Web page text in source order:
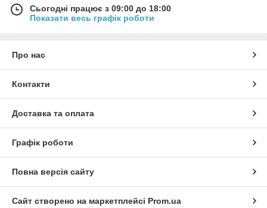
Сьогодні працює з 09:00 до 18:00
Показати весь графік роботи
Про нас
Контакти
Доставка та оплата
Графік роботи
Повна версія сайту
Сайт створено на маркетплейсі Prom.ua